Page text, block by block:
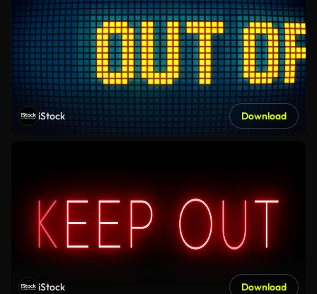
iStock Download
iStock Download